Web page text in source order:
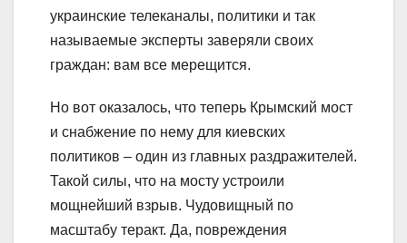
украинские телеканалы, политики и так
называемые эксперты заверяли своих
граждан: вам все мерещится.
Но вот оказалось, что теперь Крымский мост
и снабжение по нему для киевских
политиков – один из главных раздражителей.
Такой силы, что на мосту устроили
мощнейший взрыв. Чудовищный по
масштабу теракт. Да, повреждения